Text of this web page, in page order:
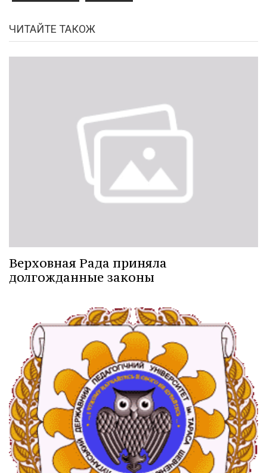
ЧИТАЙТЕ ТАКОЖ
Верховная Рада приняла
долгожданные законы